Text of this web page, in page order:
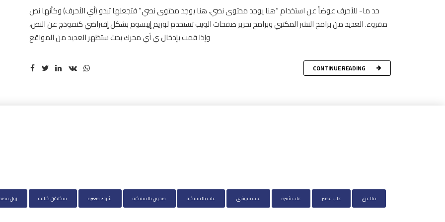
حد ما- للأحرف عوضاً عن استخدام “هنا يوجد محتوى نصي، هنا يوجد محتوى نصي” فتجعلها تبدو (أي الأحرف) وكأنها نص
مقروء. العديد من برامح النشر المكتبي وبرامح تحرير صفحات الويب تستخدم لوريم إيبسوم بشكل إفتراضي كنموذج عن النص،
وإذا قمت بإدخال ي أي محرك بحث ستظهر العديد من المواقع
CONTINUE READING
رول سكاكين كنافة شوك صغيرة صحون بلاستيكية علب بلاستيكية علب سوشي علب شيرة علب عصير ملاعق